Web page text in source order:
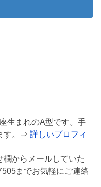
生まれのA型です。手
す。⇒詳しいプロフィ
欄からメールしていた
までお気軽にご連絡